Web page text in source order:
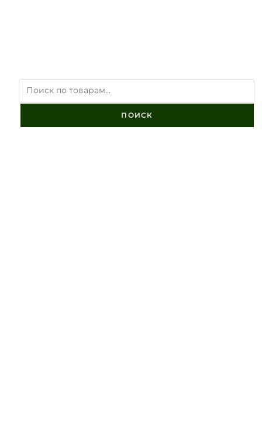
ПОИСК